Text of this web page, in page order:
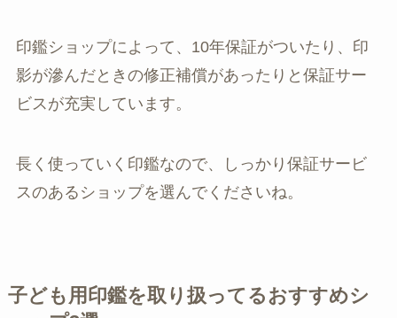
印鑑ショップによって、10年保証がついたり、印
影が滲んだときの修正補償があったりと保証サー
ビスが充実しています。
長く使っていく印鑑なので、しっかり保証サービ
スのあるショップを選んでくださいね。
子ども用印鑑を取り扱ってるおすすめシ